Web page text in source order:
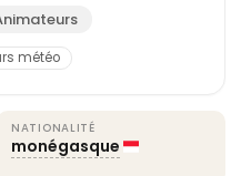
météo
NATIONALITÉ
monégasque